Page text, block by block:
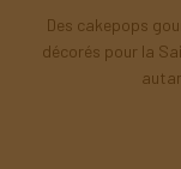
Des cakepops
décorés pour la